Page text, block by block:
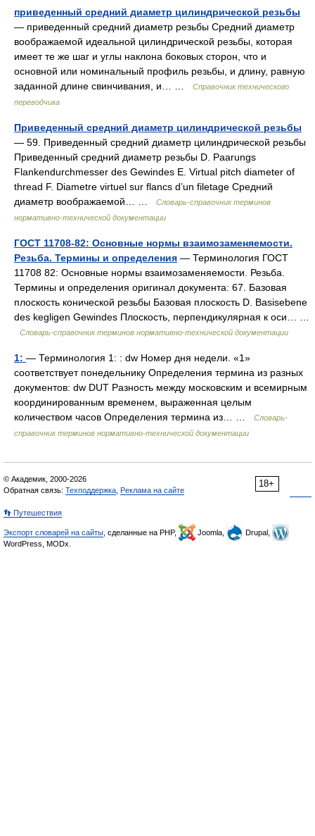
приведенный средний диаметр цилиндрической резьбы
— приведенный средний диаметр резьбы Средний диаметр
воображаемой идеальной цилиндрической резьбы, которая
имеет те же шаг и углы наклона боковых сторон, что и
основной или номинальный профиль резьбы, и длину, равную
заданной длине свинчивания, и… …
Справочник технического
переводчика
Приведенный средний диаметр цилиндрической резьбы
— 59. Приведенный средний диаметр цилиндрической резьбы
Приведенный средний диаметр резьбы D. Paarungs
Flankendurchmesser des Gewindes Е. Virtual pitch diameter of
thread F. Diametre virtuel sur flancs d’un filetage Средний
диаметр воображаемой… …
Словарь-справочник терминов
нормативно-технической документации
ГОСТ 11708-82: Основные нормы взаимозаменяемости.
Резьба. Термины и определения — Терминология ГОСТ
11708 82: Основные нормы взаимозаменяемости. Резьба.
Термины и определения оригинал документа: 67. Базовая
плоскость конической резьбы Базовая плоскость D. Basisebene
des kegligen Gewindes Плоскость, перпендикулярная к оси… …
Словарь-справочник терминов нормативно-технической документации
1: — Терминология 1: : dw Номер дня недели. «1»
соответствует понедельнику Определения термина из разных
документов: dw DUT Разность между московским и всемирным
координированным временем, выраженная целым
количеством часов Определения термина из… …
Словарь-
справочник терминов нормативно-технической документации
18+
© Академик, 2000-2026
Обратная связь: Техподдержка Реклама на сайте
👣 Путешествия
Экспорт словарей на сайты , сделанные на PHP, Joomla,
Drupal,
WordPress, MODx.